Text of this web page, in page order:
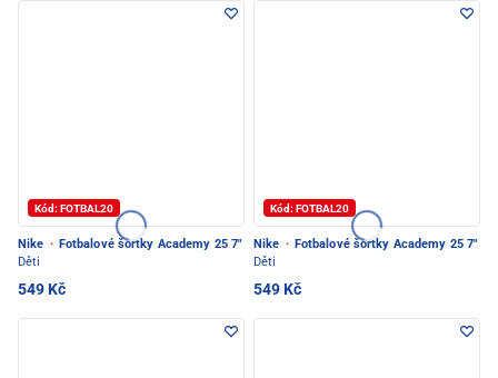
Kód: FOTBAL20
Nike · Fotbalové šortky Academy 25 7"
Děti
549 Kč
Kód: FOTBAL20
Nike · Fotbalové šortky Academy 25 7"
Děti
549 Kč